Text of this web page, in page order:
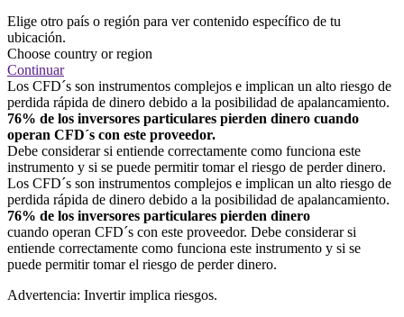
Elige otro país o región para ver contenido específico de tu
ubicación.
Choose country or region
Continuar
Los CFD´s son instrumentos complejos e implican un alto riesgo de
perdida rápida de dinero debido a la posibilidad de apalancamiento.
76% de los inversores particulares pierden dinero cuando
operan CFD´s con este proveedor.
Debe considerar si entiende correctamente como funciona este
instrumento y si se puede permitir tomar el riesgo de perder dinero.
Los CFD´s son instrumentos complejos e implican un alto riesgo de
perdida rápida de dinero debido a la posibilidad de apalancamiento.
76% de los inversores particulares pierden dinero
cuando operan CFD´s con este proveedor. Debe considerar si
entiende correctamente como funciona este instrumento y si se
puede permitir tomar el riesgo de perder dinero.
Advertencia: Invertir implica riesgos.